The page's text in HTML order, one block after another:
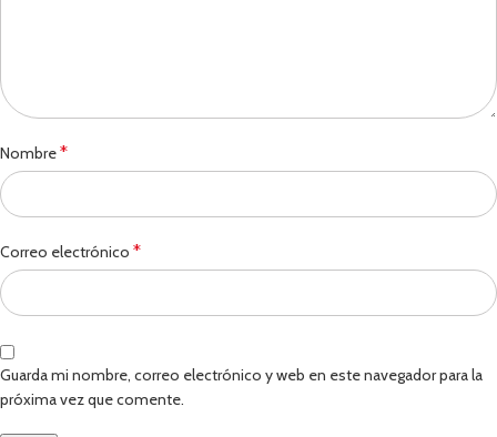
Nombre*
Correo electrónico *
Guarda mi nombre, correo electrónico y web en este navegador para la
próxima vez que comente.